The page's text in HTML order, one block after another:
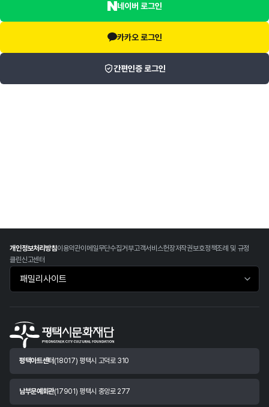
네이버 로그인
카카오 로그인
간편인증 로그인
개인정보처리방침이용약관이메일무단수집거부고객서비스헌장저작권보호정책조례 및 규정
클린신고센터
패밀리사이트 바로가기
평택아트센터 (18017) 평택시 고덕로 310
남부문예회관(17901) 평택시 중앙로 277